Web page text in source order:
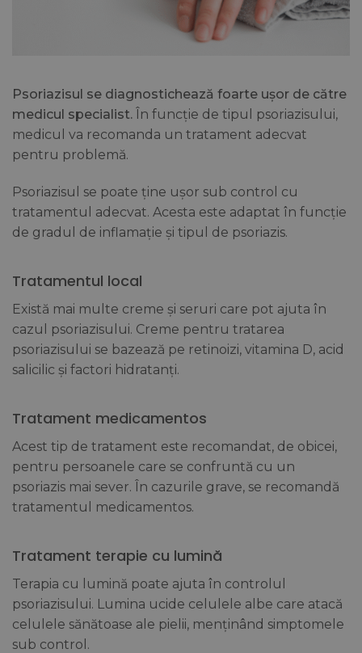
Psoriazisul se diagnostichează foarte ușor de către
medicul specialist. În funcție de tipul psoriazisului,
medicul va recomanda un tratament adecvat
pentru problemă.
Psoriazisul se poate ține ușor sub control cu
tratamentul adecvat. Acesta este adaptat în funcție
de gradul de inflamație și tipul de psoriazis.
Tratamentul local
Există mai multe creme și seruri care pot ajuta în
cazul psoriazisului. Creme pentru tratarea
psoriazisului se bazează pe retinoizi, vitamina D, acid
salicilic și factori hidratanți.
Tratament medicamentos
Acest tip de tratament este recomandat, de obicei,
pentru persoanele care se confruntă cu un
psoriazis mai sever. În cazurile grave, se recomandă
tratamentul medicamentos.
Tratament terapie cu lumină
Terapia cu lumină poate ajuta în controlul
psoriazisului. Lumina ucide celulele albe care atacă
celulele sănătoase ale pielii, menținând simptomele
sub control.